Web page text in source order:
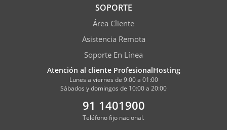
SOPORTE
Área Cliente
Asistencia Remota
Soporte En Línea
Atención al cliente ProfesionalHosting
Lunes a viernes de 9:00 a 01:00
Sábados y domingos de 10:00 a 20:00
91 1401900
Teléfono fijo nacional.